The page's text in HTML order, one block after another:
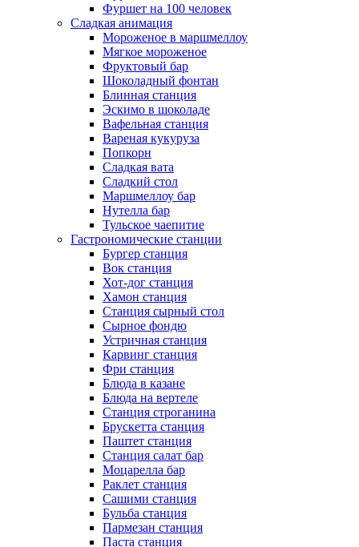
Фуршет на 100 человек
Сладкая анимация
Мороженое в маршмеллоу
Мягкое мороженое
Фруктовый бар
Шоколадный фонтан
Блинная станция
Эскимо в шоколаде
Вафельная станция
Вареная кукуруза
Попкорн
Сладкая вата
Сладкий стол
Маршмеллоу бар
Нутелла бар
Тульское чаепитие
Гастрономические станции
Бургер станция
Вок станция
Хот-дог станция
Хамон станция
Станция сырный стол
Сырное фондю
Устричная станция
Карвинг станция
Фри станция
Блюда в казане
Блюда на вертеле
Станция строганина
Брускетта станция
Паштет станция
Станция салат бар
Моцарелла бар
Раклет станция
Сашими станция
Бульба станция
Пармезан станция
Паста станция